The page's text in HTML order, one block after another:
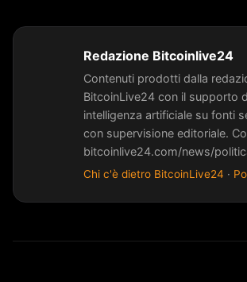
Redazione Bitcoinlive24
Contenuti prodotti dalla
BitcoinLive24 con il supporto
intelligenza artificiale su fonti
con supervisione editoriale.
bitcoinlive24.com/news/
Chi c'è dietro BitcoinLive24 ·